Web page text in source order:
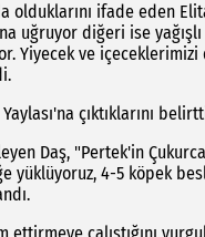
ifade eden
uğruyor diğeri ise
Yiyecek ve
çıktıklarını
Daş, "Pertek'in
yüklüyoruz, 4-5 köpek